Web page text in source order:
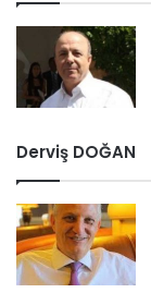
Derviş DOĞAN